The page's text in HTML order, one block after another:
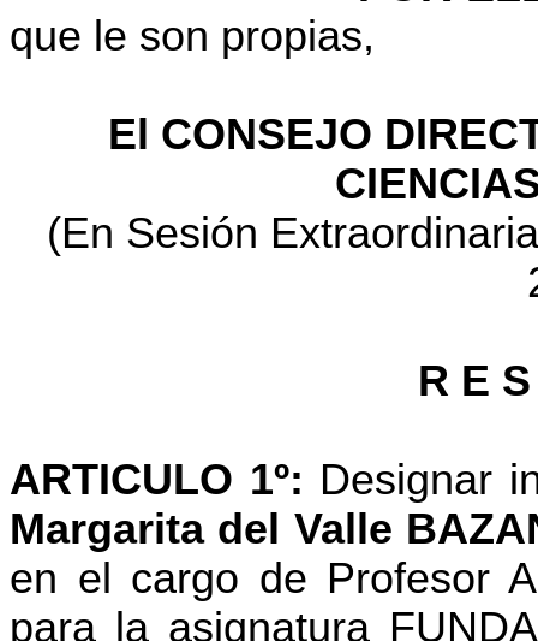
que le son propias,
El CONSEJO
(En Sesión
R E
ARTICULO 1º: Designar
Margarita del Valle
en el cargo de Profesor
para la asignatura